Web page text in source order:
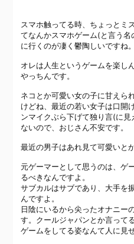
スマホ触ってる時、ちょっとミ
てなんかスマホゲーム(と言う
に行くのが凄く鬱陶しいですね。
オレは人生というゲームを楽し
やっちんです。
ネコとか可愛い女の子に甘えら
けどね、最近の若い女子は口開
ンマイクぶら下げて独り言(に
ないので、おじさん不安です。
最近の男子はあれ見て可愛いと
元ゲーマーとして思うのは、ゲ
るべきなんですよ。
サブカルはサブであり、大手を
んですよ。
日陰にいるから尖ったオナニー
す。クールジャパンとか言って
ゲームをしてる姿なんて人に見